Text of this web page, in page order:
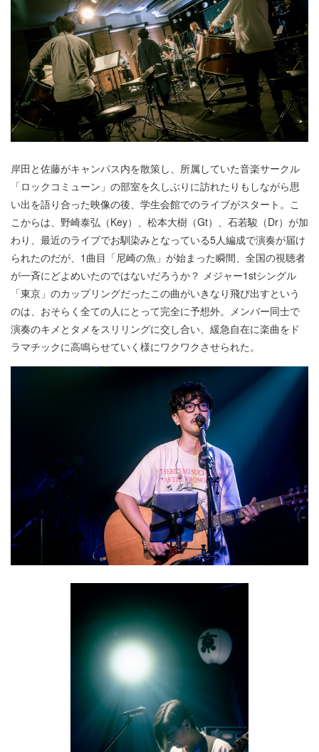
岸田と佐藤がキャンパス内を散策し、所属していた音楽サークル
「ロックコミューン」の部室を久しぶりに訪れたりもしながら思
い出を語り合った映像の後、学生会館でのライブがスタート。こ
こからは、野崎泰弘（Key）、松本大樹（Gt）、石若駿（Dr）が加
わり、最近のライブでお馴染みとなっている5人編成で演奏が届け
られたのだが、1曲目「尼崎の魚」が始まった瞬間、全国の視聴者
が一斉にどよめいたのではないだろうか？ メジャー1stシングル
「東京」のカップリングだったこの曲がいきなり飛び出すという
のは、おそらく全ての人にとって完全に予想外。メンバー同士で
演奏のキメとタメをスリリングに交し合い、緩急自在に楽曲をド
ラマチックに高鳴らせていく様にワクワクさせられた。